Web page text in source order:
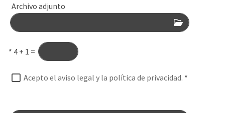
Archivo adjunto
* 4 + 1 =
Acepto el aviso legal y la política de privacidad. *